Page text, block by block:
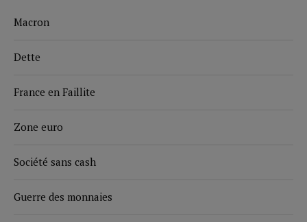
Macron
Dette
France en Faillite
Zone euro
Société sans cash
Guerre des monnaies